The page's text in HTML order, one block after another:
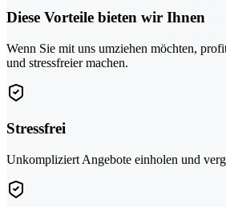
Diese Vorteile bieten wir Ihnen
Wenn Sie mit uns umziehen möchten,
und stressfreier machen.
Stressfrei
Unkompliziert Angebote einholen und